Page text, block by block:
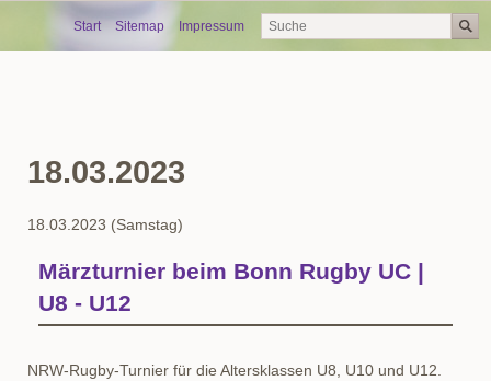
Skip
navigation
Start Sitemap Impressum
18.03.2023
18.03.2023 (Samstag)
Märzturnier beim Bonn Rugby UC |
U8 - U12
NRW-Rugby-Turnier für die Altersklassen U8, U10 und U12.